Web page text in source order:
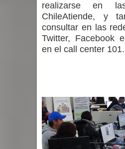
realizarse en
ChileAtiende, y
consultar en las
Twitter, Facebook
en el call center 101.